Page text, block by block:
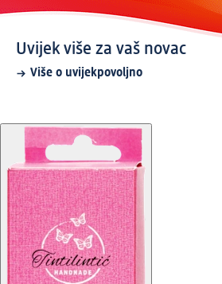
Uvijek više za vaš novac
Više o uvijekpovoljno